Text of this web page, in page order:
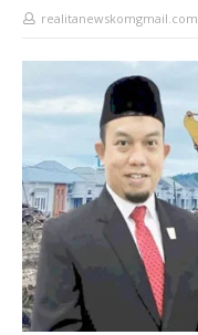
realitanewskomgmail.com